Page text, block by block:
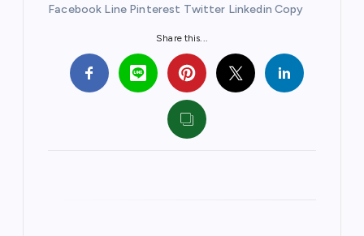
Facebook Line Pinterest Twitter Linkedin Copy
Share this...